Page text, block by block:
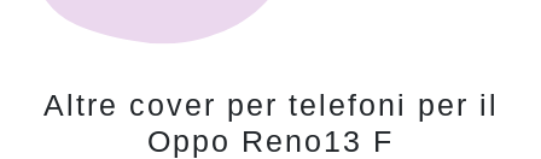
Altre cover per telefoni per il
Oppo Reno13 F